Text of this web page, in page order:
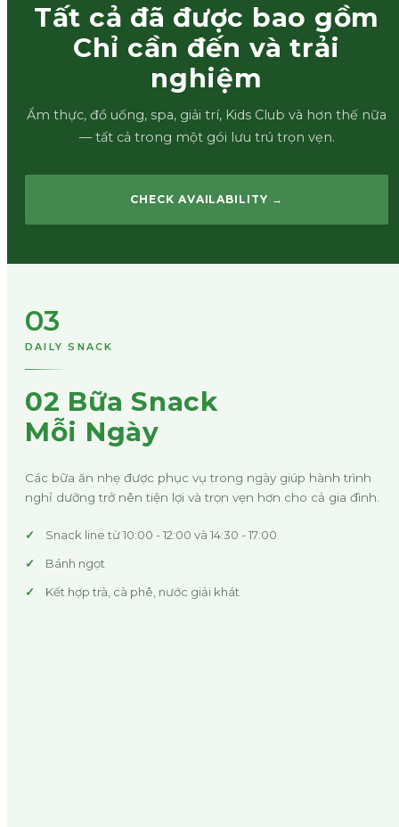
Tất cả đã được bao gồm
Chỉ cần đến và trải
nghiệm
Ẩm thực, đồ uống, spa, giải trí, Kids Club và hơn thế nữa
— tất cả trong một gói lưu trú trọn vẹn.
CHECK AVAILABILITY →
03
DAILY SNACK
02 Bữa Snack
Mỗi Ngày
Các bữa ăn nhẹ được phục vụ trong ngày giúp hành trình
nghỉ dưỡng trở nên tiện lợi và trọn vẹn hơn cho cả gia đình.
Snack line từ 10:00 - 12:00 và 14:30 - 17:00
Bánh ngọt
Kết hợp trà, cà phê, nước giải khát